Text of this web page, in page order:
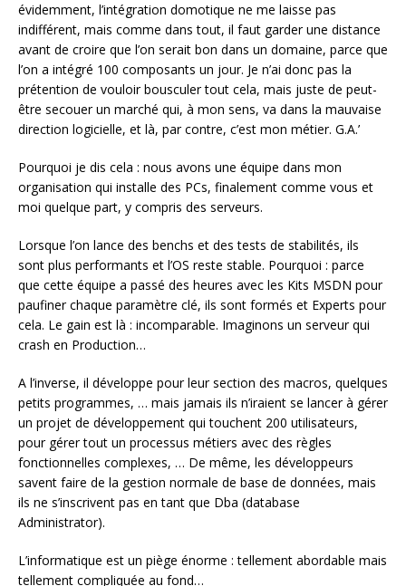
évidemment, l’intégration domotique ne me laisse pas
indifférent, mais comme dans tout, il faut garder une distance
avant de croire que l’on serait bon dans un domaine, parce que
l’on a intégré 100 composants un jour. Je n’ai donc pas la
prétention de vouloir bousculer tout cela, mais juste de peut-
être secouer un marché qui, à mon sens, va dans la mauvaise
direction logicielle, et là, par contre, c’est mon métier. G.A.’
Pourquoi je dis cela : nous avons une équipe dans mon
organisation qui installe des PCs, finalement comme vous et
moi quelque part, y compris des serveurs.
Lorsque l’on lance des benchs et des tests de stabilités, ils
sont plus performants et l’OS reste stable. Pourquoi : parce
que cette équipe a passé des heures avec les Kits MSDN pour
paufiner chaque paramètre clé, ils sont formés et Experts pour
cela. Le gain est là : incomparable. Imaginons un serveur qui
crash en Production…
A l’inverse, il développe pour leur section des macros, quelques
petits programmes, … mais jamais ils n’iraient se lancer à gérer
un projet de développement qui touchent 200 utilisateurs,
pour gérer tout un processus métiers avec des règles
fonctionnelles complexes, … De même, les développeurs
savent faire de la gestion normale de base de données, mais
ils ne s’inscrivent pas en tant que Dba (database
Administrator).
L’informatique est un piège énorme : tellement abordable mais
tellement compliquée au fond…